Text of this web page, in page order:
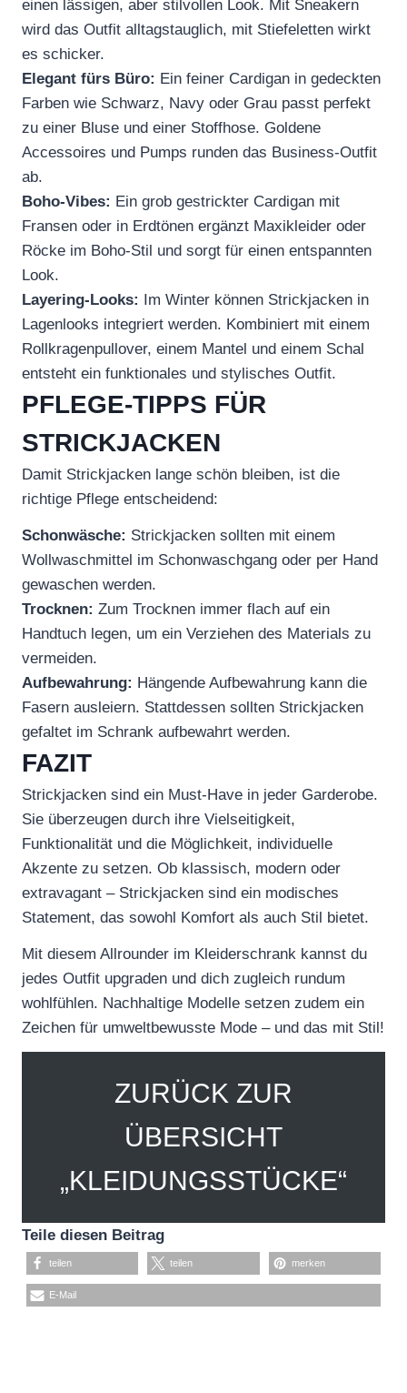
einen lässigen, aber stilvollen Look. Mit Sneakern
wird das Outfit alltagstauglich, mit Stiefeletten wirkt
es schicker.
Elegant fürs Büro: Ein feiner Cardigan in gedeckten
Farben wie Schwarz, Navy oder Grau passt perfekt
zu einer Bluse und einer Stoffhose. Goldene
Accessoires und Pumps runden das Business-Outfit
ab.
Boho-Vibes: Ein grob gestrickter Cardigan mit
Fransen oder in Erdtönen ergänzt Maxikleider oder
Röcke im Boho-Stil und sorgt für einen entspannten
Look.
Layering-Looks: Im Winter können Strickjacken in
Lagenlooks integriert werden. Kombiniert mit einem
Rollkragenpullover, einem Mantel und einem Schal
entsteht ein funktionales und stylisches Outfit.
PFLEGE-TIPPS FÜR
STRICKJACKEN
Damit Strickjacken lange schön bleiben, ist die
richtige Pflege entscheidend:
Schonwäsche: Strickjacken sollten mit einem
Wollwaschmittel im Schonwaschgang oder per Hand
gewaschen werden.
Trocknen: Zum Trocknen immer flach auf ein
Handtuch legen, um ein Verziehen des Materials zu
vermeiden.
Aufbewahrung: Hängende Aufbewahrung kann die
Fasern ausleiern. Stattdessen sollten Strickjacken
gefaltet im Schrank aufbewahrt werden.
FAZIT
Strickjacken sind ein Must-Have in jeder Garderobe.
Sie überzeugen durch ihre Vielseitigkeit,
Funktionalität und die Möglichkeit, individuelle
Akzente zu setzen. Ob klassisch, modern oder
extravagant – Strickjacken sind ein modisches
Statement, das sowohl Komfort als auch Stil bietet.
Mit diesem Allrounder im Kleiderschrank kannst du
jedes Outfit upgraden und dich zugleich rundum
wohlfühlen. Nachhaltige Modelle setzen zudem ein
Zeichen für umweltbewusste Mode – und das mit Stil!
ZURÜCK ZUR
ÜBERSICHT
„KLEIDUNGSSTÜCKE“
Teile diesen Beitrag
teilen teilen merken
E-Mail